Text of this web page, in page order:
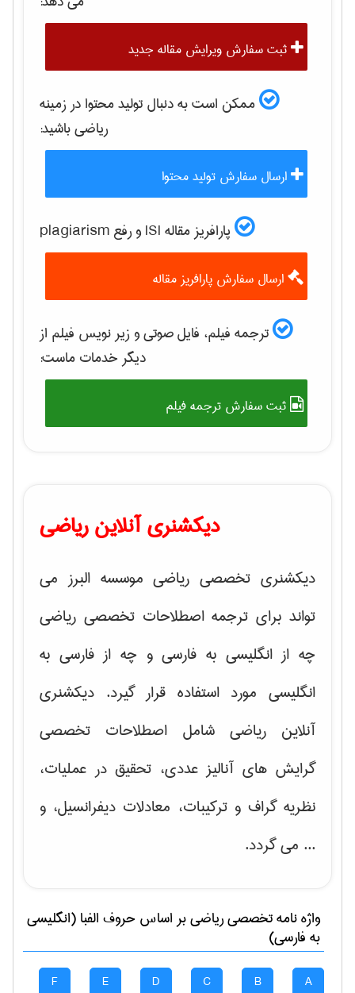
ثبت سفارش ویرایش مقاله جدید
ممکن است به دنبال تولید محتوا در زمینه
رياضیباشید:
ارسال سفارش تولید محتوا
پارافریز مقاله ISI و رفع plagiarism
ارسال سفارش پارافریز مقاله
ترجمه فیلم، فایل صوتی و زیر نویس فیلم از
دیگر خدمات ماست:
ثبت سفارش ترجمه فیلم
دیکشنری آنلاین ریاضی
دیکشنری تخصصی ریاضی موسسه البرز می
تواند برای ترجمه اصطلاحات تخصصی ریاضی
چه از انگلیسی به فارسی و چه از فارسی به
انگلیسی مورد استفاده قرار گیرد. دیکشنری
آنلاین ریاضی شامل اصطلاحات تخصصی
گرایش های آنالیز عددی، تحقیق در عملیات،
نظریه گراف و تركیبات، معادلات دیفرانسیل، و
... می گردد.
واژه نامه تخصصیرياضیبر اساس حروف الفبا (انگلیسی
به فارسی)
A
B
C
D
E
F